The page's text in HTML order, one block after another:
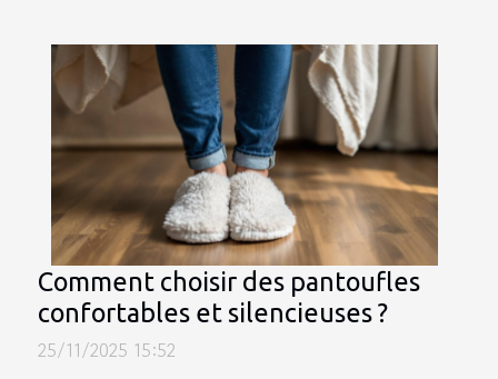
Comment choisir des pantoufles
confortables et silencieuses ?
25/11/2025 15:52